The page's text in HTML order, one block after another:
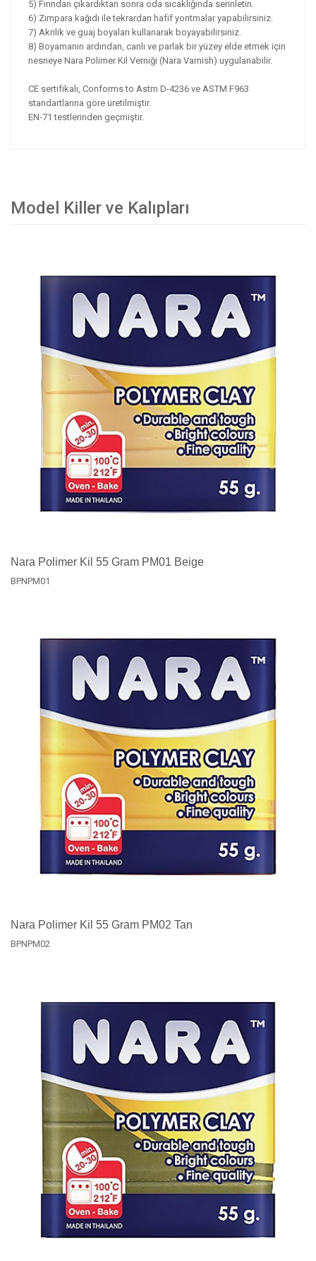
5) Fırından çıkardıktan sonra oda sıcaklığında serinletin.
6) Zımpara kağıdı ile tekrardan hafif yontmalar yapabilirsiniz.
7) Akrilik ve guaj boyaları kullanarak boyayabilirsiniz.
8) Boyamanın ardından, canlı ve parlak bir yüzey elde etmek için
nesneye Nara Polimer Kil Verniği (Nara Varnish) uygulanabilir.
CE sertifikalı, Conforms to Astm D-4236 ve ASTM F963
standartlarına göre üretilmiştir.
EN-71 testlerinden geçmiştir.
Model Killer ve Kalıpları
Nara Polimer Kil 55 Gram PM01 Beige
BPNPM01
Nara Polimer Kil 55 Gram PM02 Tan
BPNPM02